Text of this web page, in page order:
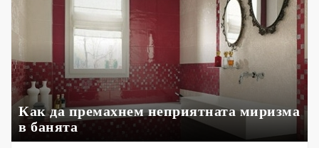
Как да премахнем неприятната миризма
в банята